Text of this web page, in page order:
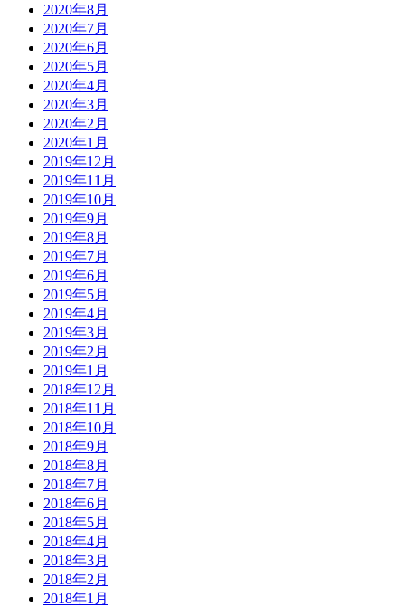
2020年8月
2020年7月
2020年6月
2020年5月
2020年4月
2020年3月
2020年2月
2020年1月
2019年12月
2019年11月
2019年10月
2019年9月
2019年8月
2019年7月
2019年6月
2019年5月
2019年4月
2019年3月
2019年2月
2019年1月
2018年12月
2018年11月
2018年10月
2018年9月
2018年8月
2018年7月
2018年6月
2018年5月
2018年4月
2018年3月
2018年2月
2018年1月